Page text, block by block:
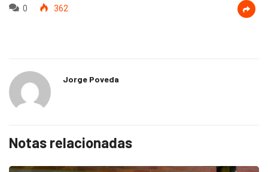
0 362
Jorge Poveda
Notas relacionadas